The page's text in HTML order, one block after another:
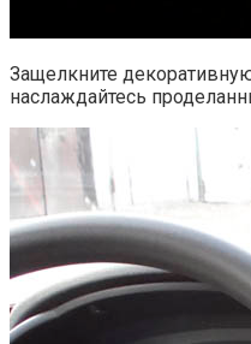
Защелкните
наслаждайтесь